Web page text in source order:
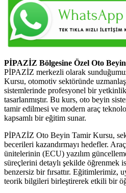
PİPAZİZ Bölgesine Özel Oto
PİPAZİZ merkezli olarak
Kursu, otomotiv sektöründe
sistemlerinde profesyonel bir
tasarlanmıştır. Bu kurs, oto beyin
tamir edilmesi ve modern araç
kapsamlı bir eğitim sunar.
PİPAZİZ Oto Beyin Tamir Kursu,
becerileri kazandırmayı hedefler.
ünitelerinin (ECU) yazılım
süreçlerini detaylı şekilde öğrenmek
benzersiz bir fırsattır. Eğitimlerimiz,
teorik bilgileri birleştirerek etkili bir